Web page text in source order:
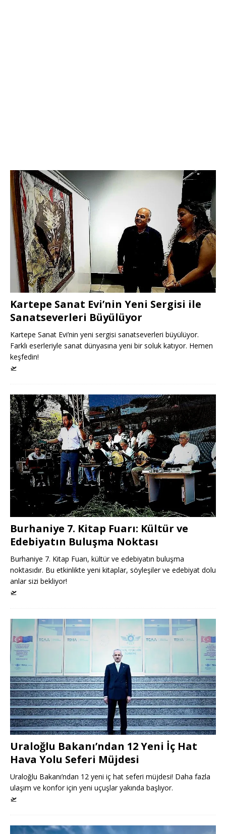
Kartepe Sanat Evi’nin Yeni Sergisi ile
Sanatseverleri Büyülüyor
Kartepe Sanat Evi’nin yeni sergisi sanatseverleri büyülüyor.
Farklı eserleriyle sanat dünyasına yeni bir soluk katıyor. Hemen
keşfedin!
🛫
Burhaniye 7. Kitap Fuarı: Kültür ve
Edebiyatın Buluşma Noktası
Burhaniye 7. Kitap Fuarı, kültür ve edebiyatın buluşma
noktasıdır. Bu etkinlikte yeni kitaplar, söyleşiler ve edebiyat dolu
anlar sizi bekliyor!
🛫
Uraloğlu Bakanı’ndan 12 Yeni İç Hat
Hava Yolu Seferi Müjdesi
Uraloğlu Bakanı’ndan 12 yeni iç hat seferi müjdesi! Daha fazla
ulaşım ve konfor için yeni uçuşlar yakında başlıyor.
🛫